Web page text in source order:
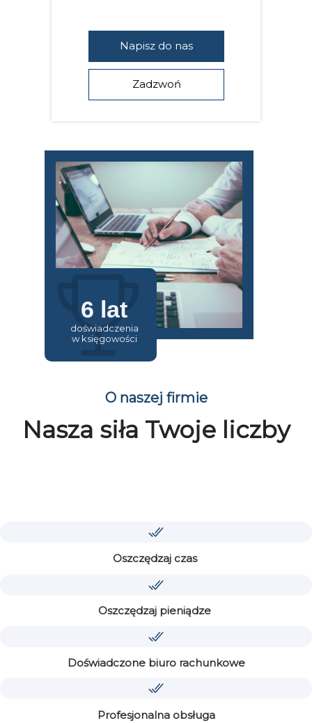
Doświadczone biuro rachunkowe
Profesjonalna obsługa
Oszczędzaj pieniądze
Oszczędzaj czas
Nasza siła Twoje liczby
O naszej firmie
6 lat
doświadczenia
w księgowości
Napisz do nas
Zadzwoń